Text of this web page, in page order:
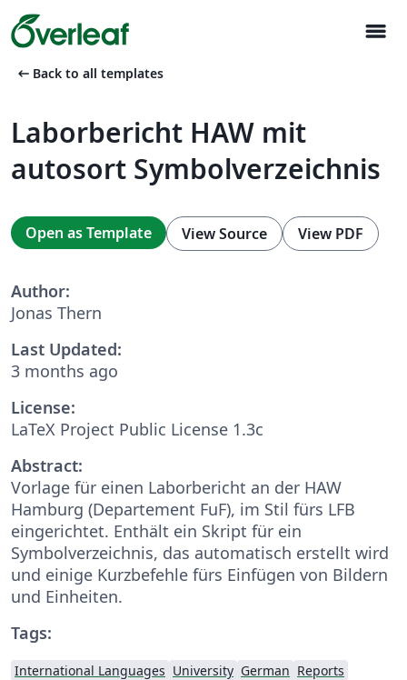
menu
arrow_left_alt Back to all templates
Laborbericht HAW mit
autosort Symbolverzeichnis
Open as Template View Source View PDF
Author:
Jonas Thern
Last Updated:
3 months ago
License:
LaTeX Project Public License 1.3c
Abstract:
Vorlage für einen Laborbericht an der HAW
Hamburg (Departement FuF), im Stil fürs LFB
eingerichtet. Enthält ein Skript für ein
Symbolverzeichnis, das automatisch erstellt wird
und einige Kurzbefehle fürs Einfügen von Bildern
und Einheiten.
Tags:
International Languages University German Reports